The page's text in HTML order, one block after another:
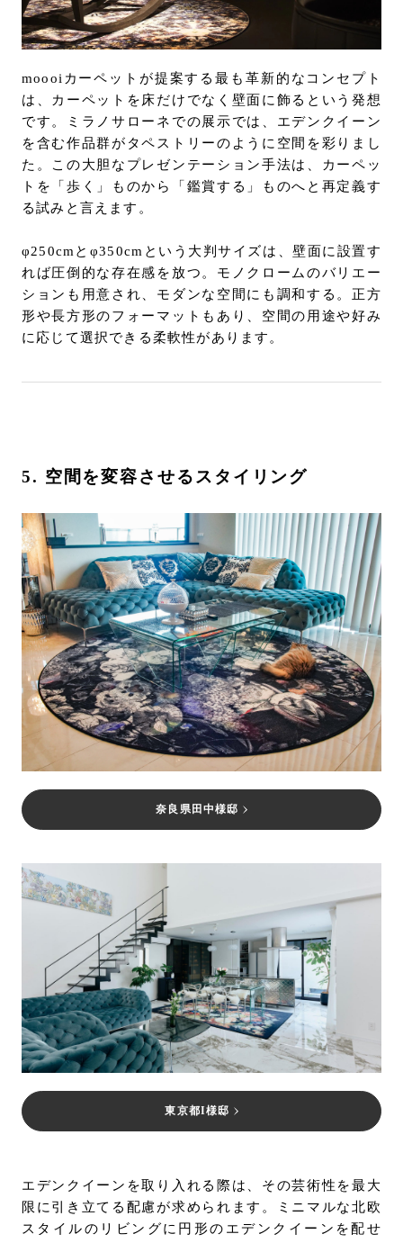
moooiカーペットが提案する最も革新的なコンセプト
は、カーペットを床だけでなく壁面に飾るという発想
です。ミラノサローネでの展示では、エデンクイーン
を含む作品群がタペストリーのように空間を彩りまし
た。この大胆なプレゼンテーション手法は、カーペッ
トを「歩く」ものから「鑑賞する」ものへと再定義す
る試みと言えます。
φ250cmとφ350cmという大判サイズは、壁面に設置す
れば圧倒的な存在感を放つ。モノクロームのバリエー
ションも用意され、モダンな空間にも調和する。正方
形や長方形のフォーマットもあり、空間の用途や好み
に応じて選択できる柔軟性があります。
5. 空間を変容させるスタイリング
奈良県田中様邸
東京都I様邸
エデンクイーンを取り入れる際は、その芸術性を最大
限に引き立てる配慮が求められます。ミニマルな北欧
スタイルのリビングに円形のエデンクイーンを配せ